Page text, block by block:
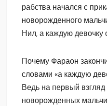
рабства начался с
новорожденного
Нил, а каждую девочку
Почему Фараон
словами «а каждую
Ведь на первый взгляд
новорожденных